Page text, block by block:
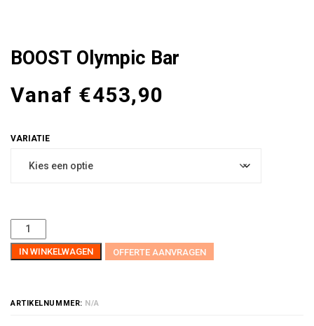
BOOST Olympic Bar
Vanaf €453,90
IN WINKELWAGEN OFFERTE AANVRAGEN
ARTIKELNUMMER: N/A